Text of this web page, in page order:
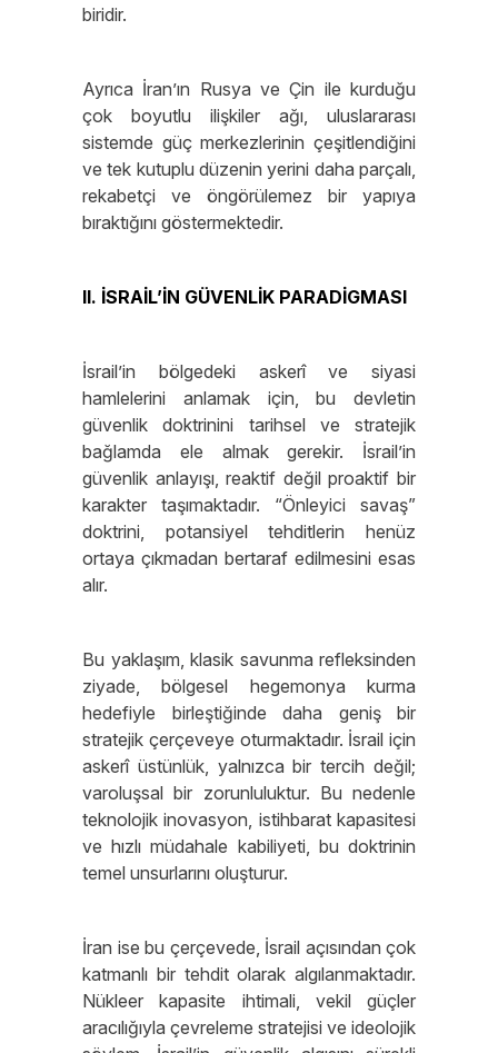
biridir.
Ayrıca İran’ın Rusya ve Çin ile kurduğu
çok boyutlu ilişkiler ağı, uluslararası
sistemde güç merkezlerinin çeşitlendiğini
ve tek kutuplu düzenin yerini daha parçalı,
rekabetçi ve öngörülemez bir yapıya
bıraktığını göstermektedir.
II. İSRAİL’İN GÜVENLİK PARADİGMASI
İsrail’in bölgedeki askerî ve siyasi
hamlelerini anlamak için, bu devletin
güvenlik doktrinini tarihsel ve stratejik
bağlamda ele almak gerekir. İsrail’in
güvenlik anlayışı, reaktif değil proaktif bir
karakter taşımaktadır. “Önleyici savaş”
doktrini, potansiyel tehditlerin henüz
ortaya çıkmadan bertaraf edilmesini esas
alır.
Bu yaklaşım, klasik savunma refleksinden
ziyade, bölgesel hegemonya kurma
hedefiyle birleştiğinde daha geniş bir
stratejik çerçeveye oturmaktadır. İsrail için
askerî üstünlük, yalnızca bir tercih değil;
varoluşsal bir zorunluluktur. Bu nedenle
teknolojik inovasyon, istihbarat kapasitesi
ve hızlı müdahale kabiliyeti, bu doktrinin
temel unsurlarını oluşturur.
İran ise bu çerçevede, İsrail açısından çok
katmanlı bir tehdit olarak algılanmaktadır.
Nükleer kapasite ihtimali, vekil güçler
aracılığıyla çevreleme stratejisi ve ideolojik